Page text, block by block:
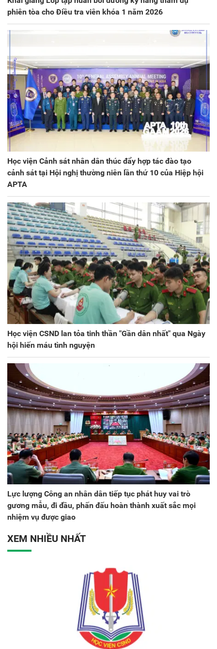
phiên tòa cho Điều tra viên khóa 1 năm 2026
Học viện Cảnh sát nhân dân thúc đẩy hợp tác đào tạo
cảnh sát tại Hội nghị thường niên lần thứ 10 của Hiệp hội
APTA
Học viện CSND lan tỏa tinh thần "Gần dân nhất" qua Ngày
hội hiến máu tình nguyện
Lực lượng Công an nhân dân tiếp tục phát huy vai trò
gương mẫu, đi đầu, phấn đấu hoàn thành xuất sắc mọi
nhiệm vụ được giao
XEM NHIỀU NHẤT